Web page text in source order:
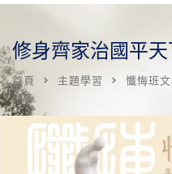
修身齊家治國平
首頁 主題學習 懺悔班
非多